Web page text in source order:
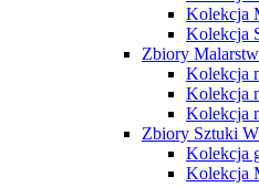
Kolekcja
Kolekcja
Zbiory
Kolekcja
Kolekcja
Kolekcja
Zbiory Sztuki
Kolekcja
Kolekcja